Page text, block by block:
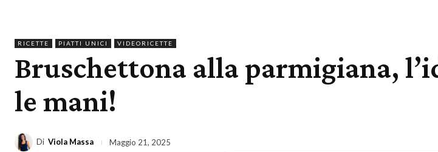
RICETTE PIATTI UNICI VIDEORICETTE
Bruschettona alla parmigiana,
le mani!
Di Viola Massa Maggio 21, 2025